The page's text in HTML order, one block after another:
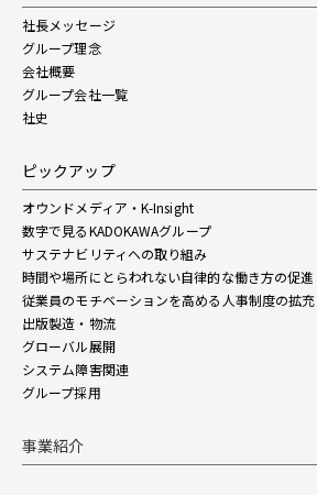
社長メッセージ
グループ理念
会社概要
グループ会社一覧
社史
ピックアップ
オウンドメディア・K-Insight
数字で見るKADOKAWAグループ
サステナビリティへの取り組み
時間や場所にとらわれない自律的な働き方の促進
従業員のモチベーションを高める人事制度の拡充
出版製造・物流
グローバル展開
システム障害関連
グループ採用
事業紹介